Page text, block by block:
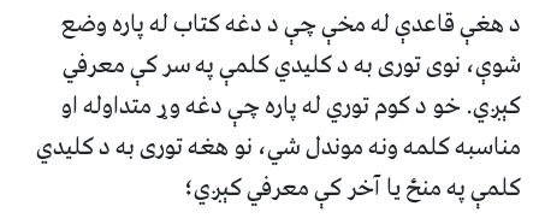
د هغې قاعدې له مخې چې د دغه کتاب له پاره وضع
شوې، نوی توری به د کليدي کلمې په سر کې معرفي
کېږي. خو د کوم توري له پاره چې دغه وړ متداوله او
مناسبه کلمه ونه موندل شي، نو هغه توری به د کليدي
کلمې په منځ يا آخر کې معرفي کېږي؛